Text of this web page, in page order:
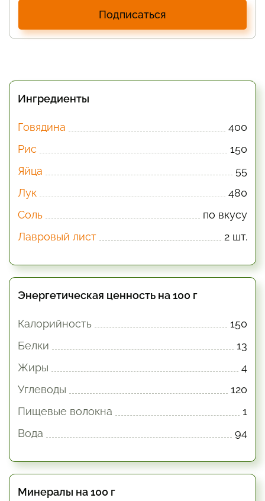
Подписаться
Ингредиенты
Говядина
400
Рис
150
Яйца
55
Лук
480
Соль
по вкусу
Лавровый лист
2 шт.
Энергетическая ценность на 100 г
Калорийность
150
Белки
13
Жиры
4
Углеводы
120
Пищевые волокна
1
Вода
94
Минералы на 100 г